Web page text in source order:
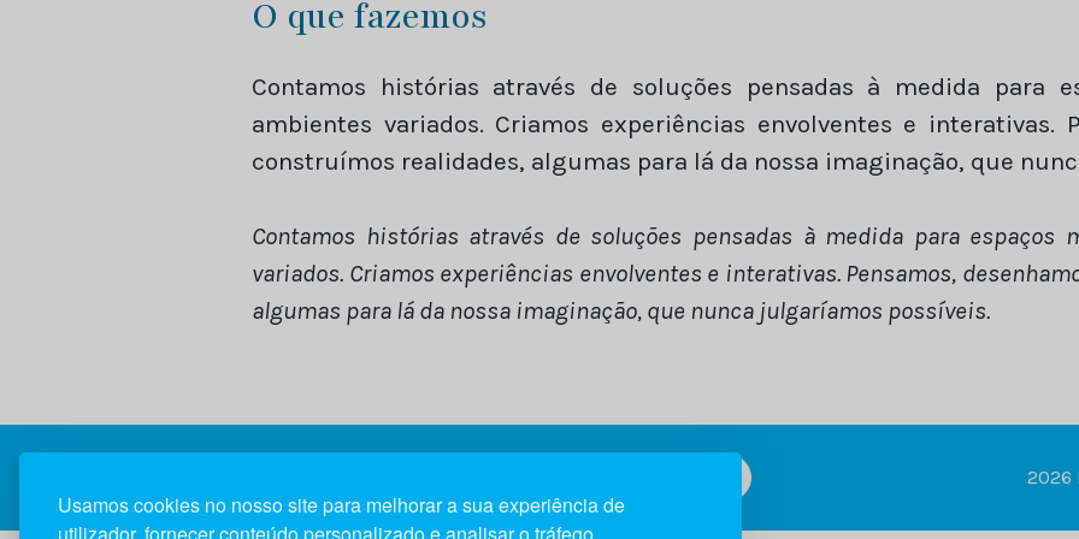
Usamos cookies no nosso site para melhorar a sua experiência de
O que fazemos
Contamos histórias através de soluções pensadas à medida para
ambientes variados. Criamos experiências envolventes e interativas.
construímos realidades, algumas para lá da nossa imaginação, que
Contamos histórias através de soluções pensadas à medida para espaços
variados. Criamos experiências envolventes e interativas. Pensamos,
algumas para lá da nossa imaginação, que nunca julgaríamos possíveis.
2026